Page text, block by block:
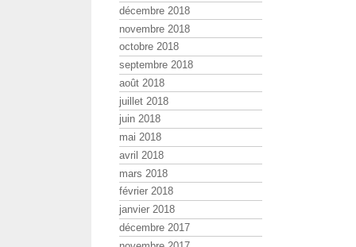
décembre 2018
novembre 2018
octobre 2018
septembre 2018
août 2018
juillet 2018
juin 2018
mai 2018
avril 2018
mars 2018
février 2018
janvier 2018
décembre 2017